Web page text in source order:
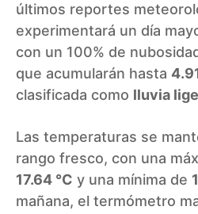
últimos reportes
experimentará un día
con un 100% de
que acumularán hasta
clasificada como lluvia
Las temperaturas se
rango fresco, con una
17.64 °C y una mínima de
mañana, el termómetro